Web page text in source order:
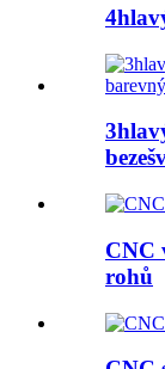
CNC
rohů